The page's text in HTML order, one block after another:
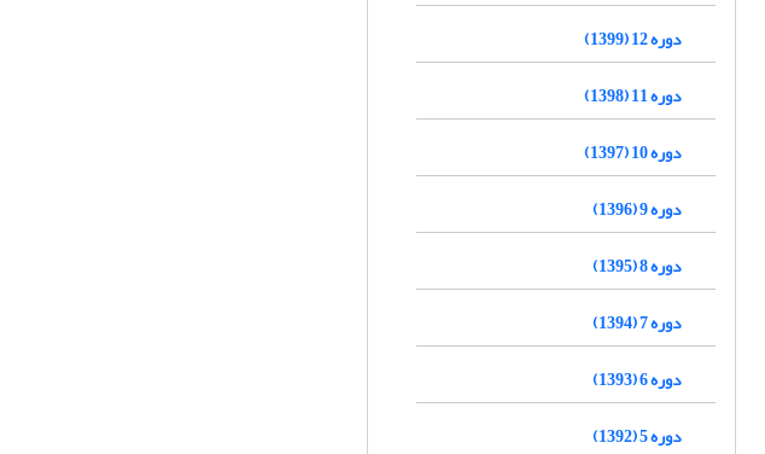
دوره 12 (1399)
دوره 11 (1398)
دوره 10 (1397)
دوره 9 (1396)
دوره 8 (1395)
دوره 7 (1394)
دوره 6 (1393)
دوره 5 (1392)